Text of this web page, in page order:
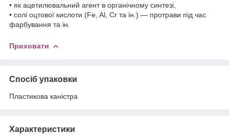
• як ацетилювальний агент в органічному синтезі,
• солі оцтової кислоти (Fe, Al, Cr та ін.) ― протрави під час
фарбування та ін.
Приховати
Спосіб упаковки
Пластикова каністра
Характеристики